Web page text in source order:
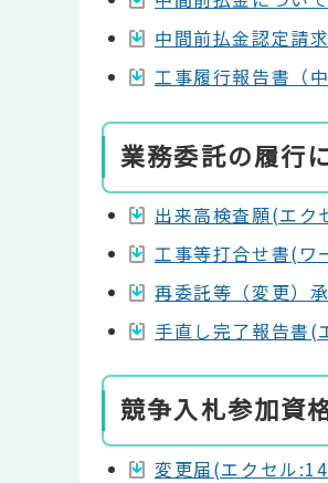
中間前払金認定請
工事履行報告書（
業務委託の履行
出来高検査願(エク
工事等打合せ書(ワ
再委託等（変更）
手直し完了報告書(
競争入札参加資
変更届(エクセル